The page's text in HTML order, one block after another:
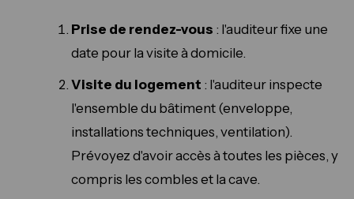
Prise de rendez-vous : l'auditeur fixe une
date pour la visite à domicile.
Visite du logement : l'auditeur inspecte
l'ensemble du bâtiment (enveloppe,
installations techniques, ventilation).
Prévoyez d'avoir accès à toutes les pièces, y
compris les combles et la cave.